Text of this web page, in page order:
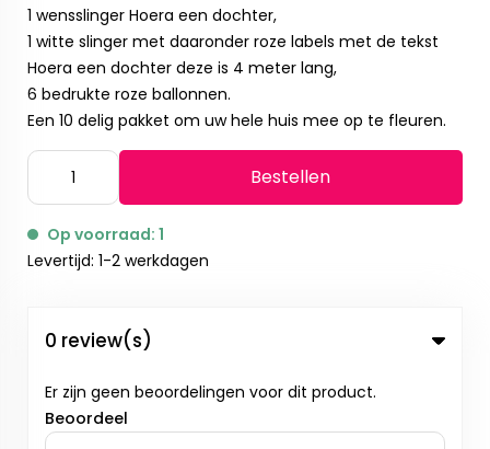
1 wensslinger Hoera een dochter,
1 witte slinger met daaronder roze labels met de tekst
Hoera een dochter deze is 4 meter lang,
6 bedrukte roze ballonnen.
Een 10 delig pakket om uw hele huis mee op te fleuren.
Bestellen
Op voorraad: 1
Levertijd: 1-2 werkdagen
0 review(s)
Er zijn geen beoordelingen voor dit product.
Beoordeel